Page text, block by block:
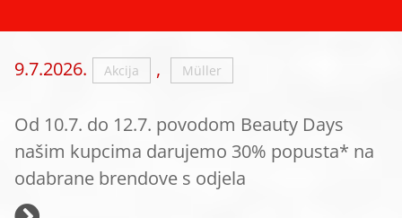
9.7.2026. Akcija , Müller
Od 10.7. do 12.7. povodom Beauty Days
našim kupcima darujemo 30% popusta* na
odabrane brendove s odjela